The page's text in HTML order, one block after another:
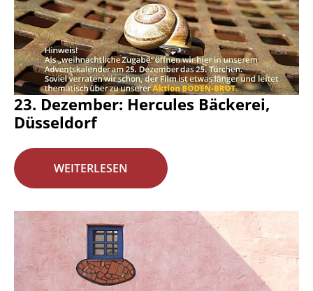
23. Dezember: Hercules Bäckerei,
Düsseldorf
WEITERLESEN